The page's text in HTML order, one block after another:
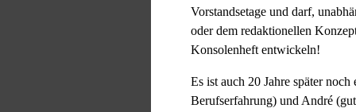
Vorstandsetage und darf,
oder dem redaktionellen
Konsolenheft entwickeln!
Es ist auch 20 Jahre später
Berufserfahrung) und André